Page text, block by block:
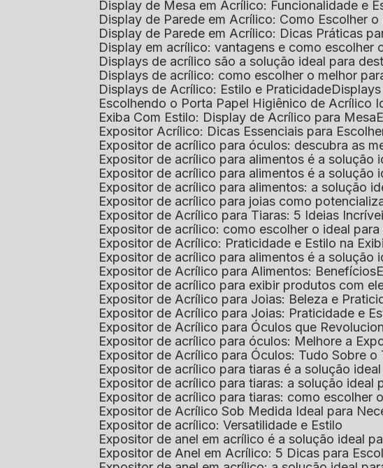
Display de Mesa em Acrílico: Funcionalidade e
Display de Parede em Acrílico: Como Escolher
Display de Parede em Acrílico: Dicas Práticas
Display em acrílico: vantagens e como escolher
Displays de acrílico são a solução ideal para
Displays de acrílico: como escolher o melhor
Displays de Acrílico: Estilo e Praticidade
Escolhendo o Porta Papel Higiênico de Acrílico
Exiba Com Estilo: Display de Acrílico para Mesa
Expositor Acrílico: Dicas Essenciais para
Expositor de acrílico para óculos: descubra as
Expositor de acrílico para alimentos é a
Expositor de acrílico para alimentos é a
Expositor de acrílico para alimentos: a solução
Expositor de acrílico para joias como
Expositor de Acrílico para Tiaras: 5 Ideias
Expositor de acrílico: como escolher o ideal
Expositor de Acrílico: Praticidade e Estilo na
Expositor de acrílico para alimentos é a
Expositor de Acrílico para Alimentos: Benefícios
Expositor de acrílico para exibir produtos com
Expositor de Acrílico para Joias: Beleza e
Expositor de Acrílico para Joias: Praticidade e
Expositor de Acrílico para Óculos que
Expositor de acrílico para óculos: Melhore a
Expositor de Acrílico para Óculos: Tudo Sobre o
Expositor de acrílico para tiaras é a solução
Expositor de acrílico para tiaras: a solução
Expositor de acrílico para tiaras: como escolher
Expositor de Acrílico Sob Medida Ideal para
Expositor de acrílico: Versatilidade e Estilo
Expositor de anel em acrílico é a solução ideal
Expositor de Anel em Acrílico: 5 Dicas para